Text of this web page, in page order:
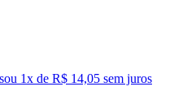
ou 1x de R$ 14,05 sem juros